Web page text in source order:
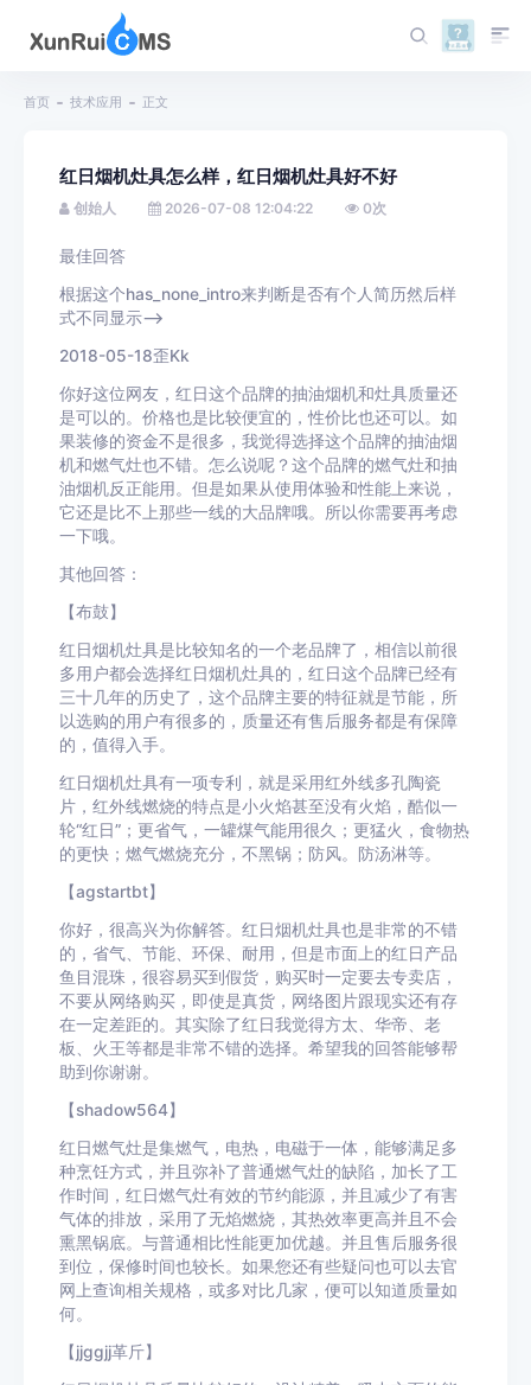
首页 技术应用 正文
红日烟机灶具怎么样，红日烟机灶具好不好
创始人 2026-07-08 12:04:22 0次
最佳回答
根据这个has_none_intro来判断是否有个人简历然后样
式不同显示-->
2018-05-18歪Kk
你好这位网友，红日这个品牌的抽油烟机和灶具质量还
是可以的。价格也是比较便宜的，性价比也还可以。如
果装修的资金不是很多，我觉得选择这个品牌的抽油烟
机和燃气灶也不错。怎么说呢？这个品牌的燃气灶和抽
油烟机反正能用。但是如果从使用体验和性能上来说，
它还是比不上那些一线的大品牌哦。所以你需要再考虑
一下哦。
其他回答：
【布鼓】
红日烟机灶具是比较知名的一个老品牌了，相信以前很
多用户都会选择红日烟机灶具的，红日这个品牌已经有
三十几年的历史了，这个品牌主要的特征就是节能，所
以选购的用户有很多的，质量还有售后服务都是有保障
的，值得入手。
红日烟机灶具有一项专利，就是采用红外线多孔陶瓷
片，红外线燃烧的特点是小火焰甚至没有火焰，酷似一
轮“红日”；更省气，一罐煤气能用很久；更猛火，食物热
的更快；燃气燃烧充分，不黑锅；防风。防汤淋等。
【agstartbt】
你好，很高兴为你解答。红日烟机灶具也是非常的不错
的，省气、节能、环保、耐用，但是市面上的红日产品
鱼目混珠，很容易买到假货，购买时一定要去专卖店，
不要从网络购买，即使是真货，网络图片跟现实还有存
在一定差距的。其实除了红日我觉得方太、华帝、老
板、火王等都是非常不错的选择。希望我的回答能够帮
助到你谢谢。
【shadow564】
红日燃气灶是集燃气，电热，电磁于一体，能够满足多
种烹饪方式，并且弥补了普通燃气灶的缺陷，加长了工
作时间，红日燃气灶有效的节约能源，并且减少了有害
气体的排放，采用了无焰燃烧，其热效率更高并且不会
熏黑锅底。与普通相比性能更加优越。并且售后服务很
到位，保修时间也较长。如果您还有些疑问也可以去官
网上查询相关规格，或多对比几家，便可以知道质量如
何。
【jjggjj革斤】